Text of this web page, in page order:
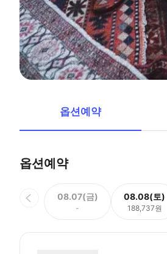
옵션예약
옵션예약
08.07(금)
-
08.08(토)
188,737원